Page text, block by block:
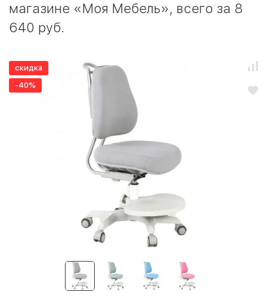
магазине «Моя Мебель», всего за 8
640 руб.
скидка
-40%